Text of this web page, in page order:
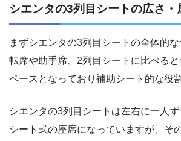
シエンタの3列目シートの広さ・
まずシエンタの3列目シートの全体的
転席や助手席、2列目シートに比べる
ペースとなっており補助シート的な役
シエンタの3列目シートは左右に一人
シート式の座席になっていますが、そ